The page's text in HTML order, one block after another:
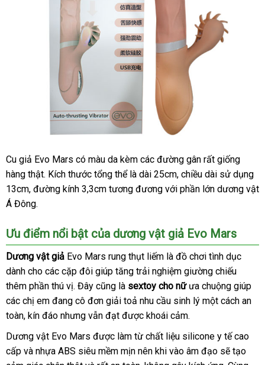
Dương
vật
Evo
Mars
5
kiểu
lưỡi
liếm
kho
hàng
và
10
chế
độ
rung
ở
đầu
Cu giả Evo Mars có màu da kèm tiết
kiệm
các đường gân tại
nhà
rất giống
hàng thậtĐài
Loan
. Kích thước tổng thể là dài 25cmthanh
lý
, chiều dài sử dụng
13cmđịa
chỉ
, đường kính 3,3cm tương đương đặt
với phần lớn dương vật
Á Đông.
Ưu điểm nổi bật đại
lý
của dương vật giả Evo Mars
Dương vật giả Evo Mars rung thụt liếm là đồ chơi tình dục
dành cho đặt
hàng
các cặp đôi giúp tăng trải nghiệm giường chiếu
thêm phần thú vịthanh
toán
. Đây siêu
thị
cũng là sextoy cho nữưa chuộng giúp
các chị em đang cô đơn giải toả nhu cầu sinh lý một cách an
toànkhuyến
, kín đáo sản
xuất
nhưng gần
nhất
vẫn đạt giảm
giá
được khoái cảm.
Dương vật Evo Mars giảm
giá
được làm từ chất liệu silicone y tế cao
cấp online
và nhựa ABS siêu mềm mịn nên khi vào âm đạo giá
sẽ tạo